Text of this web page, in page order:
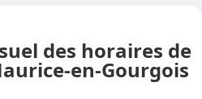
des horaires de
en-Gourgois